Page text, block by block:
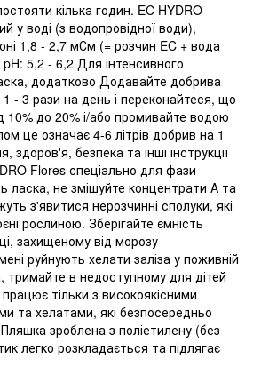
кілька годин. EC HYDRO
у воді (з водопровідної води),
1,8 - 2,7 мСм (= розчин EC + вода
5,2 - 6,2 Для інтенсивного
додатково Додавайте добрива
- 3 рази на день і переконайтеся, що
10% до 20% і/або промивайте водою
це означає 4-6 літрів добрив на 1
здоров'я, безпека та інші інструкції
Flores спеціально для фази
ласка, не змішуйте концентрати A та
з'явитися нерозчинні сполуки, які
рослиною. Зберігайте ємність
захищеному від морозу
руйнують хелати заліза у поживній
тримайте в недоступному для дітей
працює тільки з високоякісними
та хелатами, які безпосередньо
зроблена з поліетилену (без
легко розкладається та підлягає